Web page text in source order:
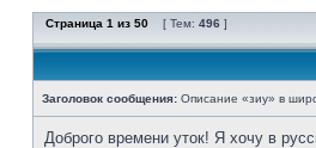
Страница 1 из 50 [ Тем: 496 ]
Заголовок сообщения: Описание «зиу» в
Доброго времени уток! Я хочу в